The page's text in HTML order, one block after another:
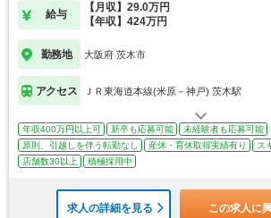
給与
【月収】29.0万円
【年収】424万円
勤務地 大阪府 茨木市
アクセス ＪＲ東海道本線(米原－神戸) 茨木駅
年収400万円以上可 新卒も応募可能
未経験者も応募可能
原則、引越しを伴う転勤なし
産休・育休取得実績有り ス
店舗数30以上
積極採用中
求人の詳細を見る この求人に